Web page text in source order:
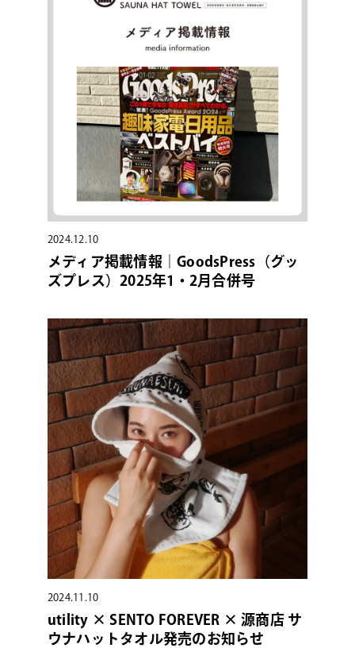
2024.12.10
メディア掲載情報｜GoodsPress（グッ
ズプレス）2025年1・2月合併号
2024.11.10
utility × SENTO FOREVER × 源商店 サ
ウナハットタオル発売のお知らせ